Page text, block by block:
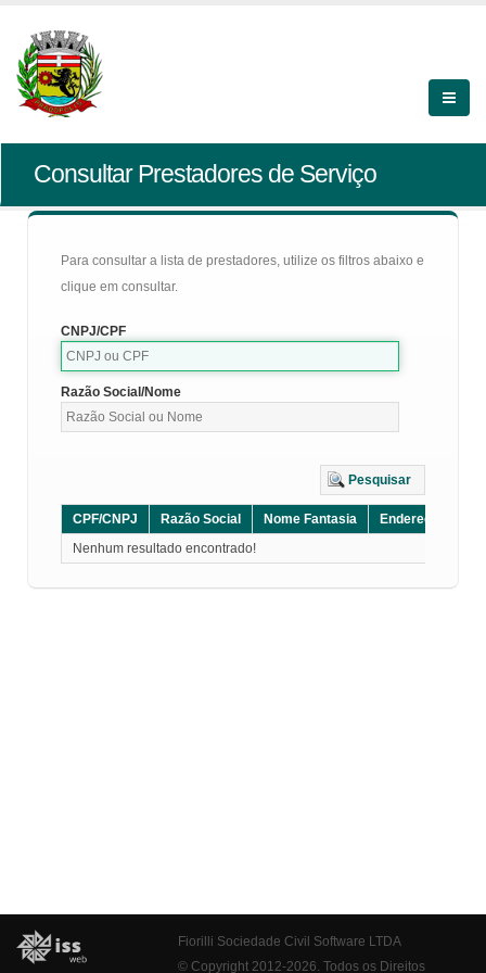
Consultar Prestadores de Serviço
Para consultar a lista de prestadores, utilize os filtros abaixo e
clique em consultar.
CNPJ/CPF
Razão Social/Nome
Pesquisar
CPF/CNPJ Razão Social Nome Fantasia Endereço
Nenhum resultado encontrado!
Fiorilli Sociedade Civil Software LTDA
© Copyright 2012-2026. Todos os Direitos